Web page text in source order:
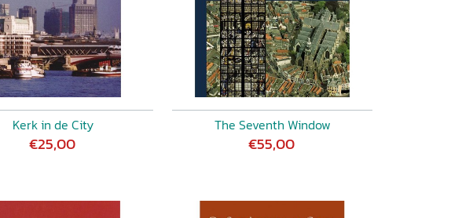
Kerk in de City
€25,00
The Seventh Window
€55,00